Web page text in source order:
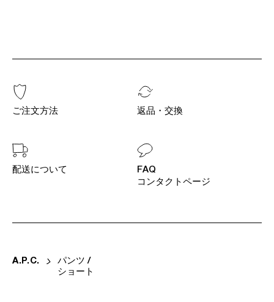
ご注文方法 返品・交換
配送について
FAQ
コンタクトページ
A.P. C.
パンツ /
ショート